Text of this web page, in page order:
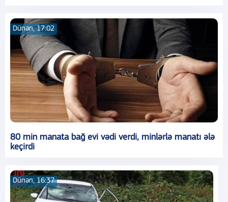
Dünən, 17:02
80 min manata bağ evi vədi verdi, minlərlə manatı ələ
keçirdi
Dünən, 16:37